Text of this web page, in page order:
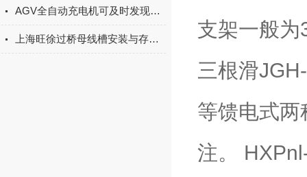
AGV全自动充电机可及时发现电池的异常情况并进行处理
上海旺徐过桥母线槽安装与存放的基本准则
支架一般
三根滑
等馈电式
注。